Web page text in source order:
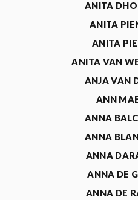
ANITA
ANITA
ANITA
ANITA VAN
ANJA VAN
ANN
ANNA
ANNA
ANNA
ANNA DE
ANNA DE